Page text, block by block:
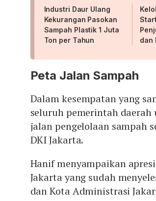
Industri Daur Ulang
Kekurangan Pasokan
Sampah Plastik 1 Juta
Ton per Tahun
dan
Peta Jalan Sampah
Dalam kesempatan yang
seluruh pemerintah daerah
jalan pengelolaan sampah
DKI Jakarta.
Hanif menyampaikan
Jakarta yang sudah
dan Kota Administrasi